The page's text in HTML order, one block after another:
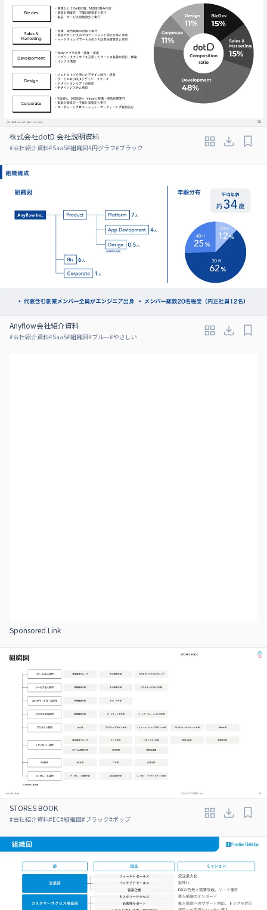
株式会社dotD 会社説明資料
#会社紹介資料#SaaS#組織図#円グラフ#ブラック
Anyflow会社紹介資料
#会社紹介資料#SaaS#組織図#ブルー#やさしい
Sponsored Link
STORES BOOK
#会社紹介資料#EC#組織図#ブラック#ポップ